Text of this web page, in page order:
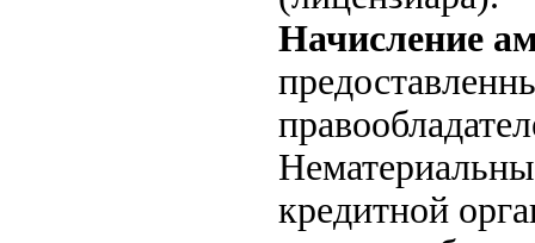
Начисление
кредитной